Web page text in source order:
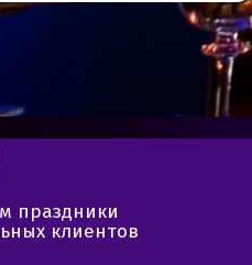
праздники
клиентов